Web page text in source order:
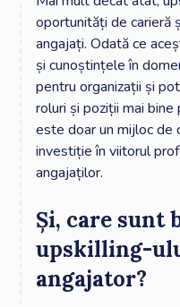
oportunități de carieră
angajați. Odată ce
și cunoștințele în
pentru organizații și
roluri și poziții mai
este doar un mijloc de
investiție în viitorul
angajaților.
Și, care sunt
upskilling-
angajator?